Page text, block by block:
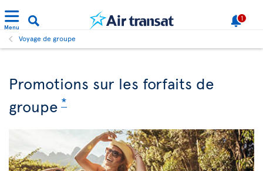
Menu
1
Voyage de groupe
Promotions sur les forfaits de
groupe *